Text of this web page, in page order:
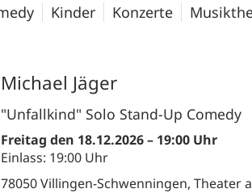
Michael Jäger
"Unfallkind" Solo Stand-Up Comedy
Freitag den 18.12.2026 – 19:00 Uhr
Einlass: 19:00 Uhr
78050 Villingen-Schwenningen, Theater